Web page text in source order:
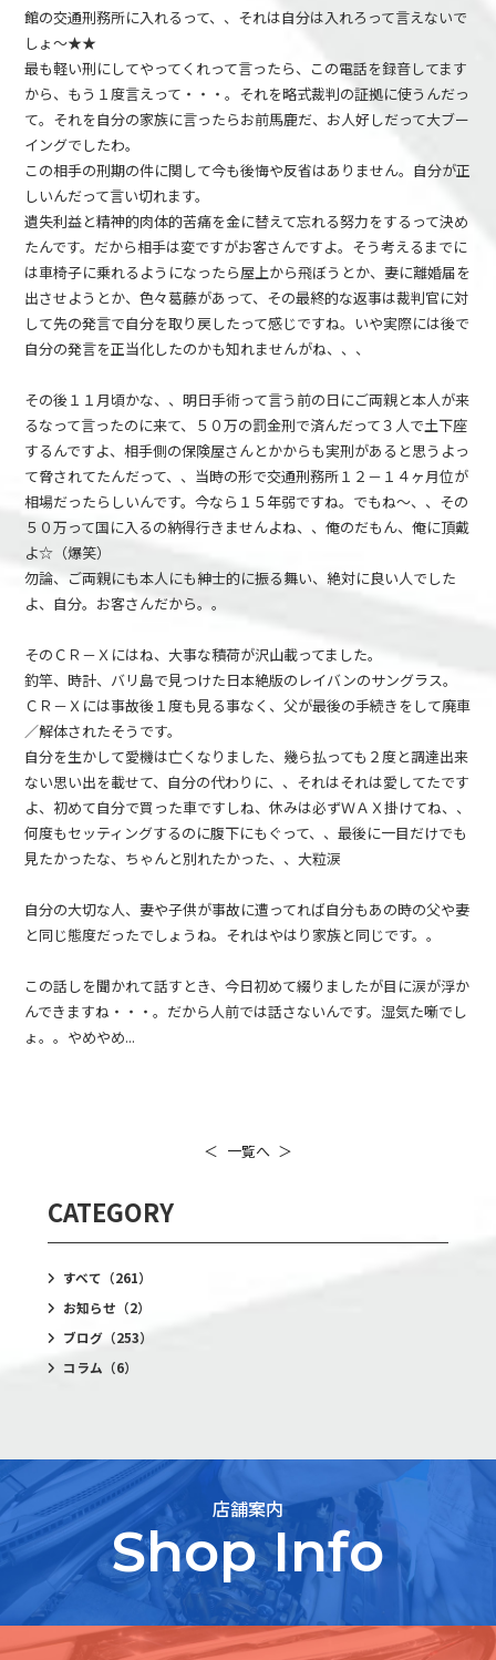
館の交通刑務所に入れるって、、それは自分は入れろって言えないで
しょ～★★
最も軽い刑にしてやってくれって言ったら、この電話を録音してます
から、もう１度言えって・・・。それを略式裁判の証拠に使うんだっ
て。それを自分の家族に言ったらお前馬鹿だ、お人好しだって大ブー
イングでしたわ。
この相手の刑期の件に関して今も後悔や反省はありません。自分が正
しいんだって言い切れます。
遺失利益と精神的肉体的苦痛を金に替えて忘れる努力をするって決め
たんです。だから相手は変ですがお客さんですよ。そう考えるまでに
は車椅子に乗れるようになったら屋上から飛ぼうとか、妻に離婚届を
出させようとか、色々葛藤があって、その最終的な返事は裁判官に対
して先の発言で自分を取り戻したって感じですね。いや実際には後で
自分の発言を正当化したのかも知れませんがね、、、
その後１１月頃かな、、明日手術って言う前の日にご両親と本人が来
るなって言ったのに来て、５０万の罰金刑で済んだって３人で土下座
するんですよ、相手側の保険屋さんとかからも実刑があると思うよっ
て脅されてたんだって、、当時の形で交通刑務所１２－１４ヶ月位が
相場だったらしいんです。今なら１５年弱ですね。でもね～、、その
５０万って国に入るの納得行きませんよね、、俺のだもん、俺に頂戴
よ☆（爆笑）
勿論、ご両親にも本人にも紳士的に振る舞い、絶対に良い人でした
よ、自分。お客さんだから。。
そのＣＲ－Ｘにはね、大事な積荷が沢山載ってました。
釣竿、時計、バリ島で見つけた日本絶版のレイバンのサングラス。
ＣＲ－Ｘには事故後１度も見る事なく、父が最後の手続きをして廃車
／解体されたそうです。
自分を生かして愛機は亡くなりました、幾ら払っても２度と調達出来
ない思い出を載せて、自分の代わりに、、それはそれは愛してたです
よ、初めて自分で買った車ですしね、休みは必ずＷＡＸ掛けてね、、
何度もセッティングするのに腹下にもぐって、、最後に一目だけでも
見たかったな、ちゃんと別れたかった、、大粒涙
自分の大切な人、妻や子供が事故に遭ってれば自分もあの時の父や妻
と同じ態度だったでしょうね。それはやはり家族と同じです。。
この話しを聞かれて話すとき、今日初めて綴りましたが目に涙が浮か
んできますね・・・。だから人前では話さないんです。湿気た噺でし
ょ。。やめやめ...
＜ 一覧へ ＞
CATEGORY
すべて （261）
お知らせ （2）
ブログ（253）
コラム （6）
店舗案内
Shop Info